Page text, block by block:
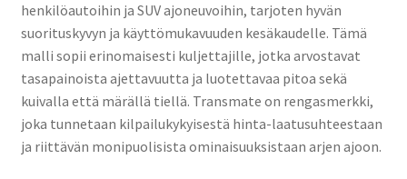
henkilöautoihin ja SUV ajoneuvoihin, tarjoten hyvän
suorituskyvyn ja käyttömukavuuden kesäkaudelle. Tämä
malli sopii erinomaisesti kuljettajille, jotka arvostavat
tasapainoista ajettavuutta ja luotettavaa pitoa sekä
kuivalla että märällä tiellä. Transmate on rengasmerkki,
joka tunnetaan kilpailukykyisestä hinta-laatusuhteestaan
ja riittävän monipuolisista ominaisuuksistaan arjen ajoon.